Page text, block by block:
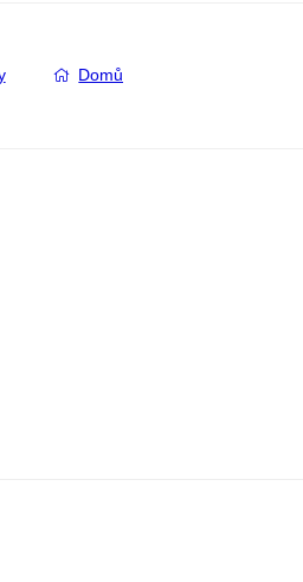
Domů